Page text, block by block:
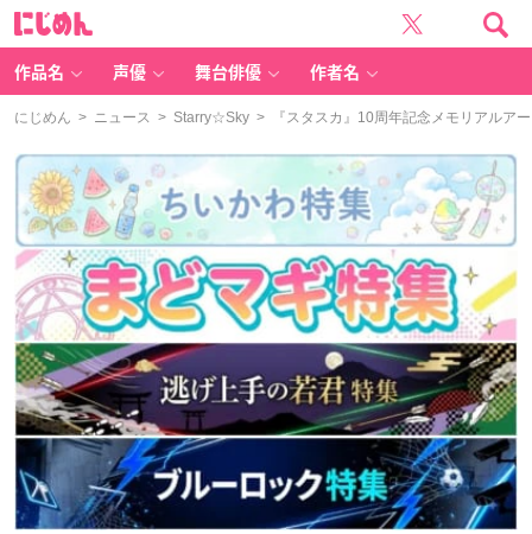
作品名 声優 舞台俳優 作者名
にじめん > ニュース > Starry☆Sky > 『スタスカ』10周年記念メモリアルア